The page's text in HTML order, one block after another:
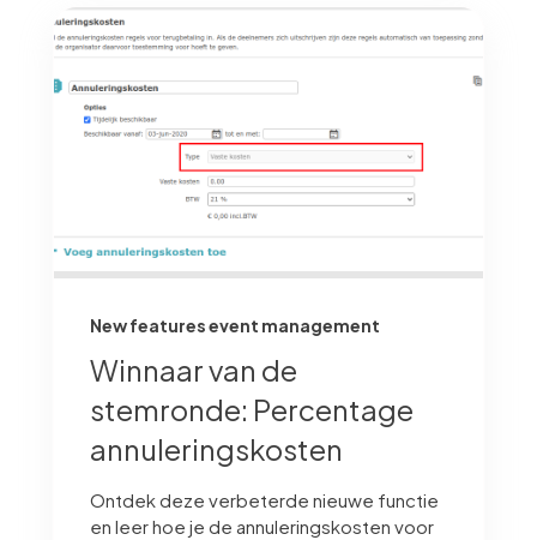
New features event management
Winnaar van de
stemronde: Percentage
annuleringskosten
Ontdek deze verbeterde nieuwe functie
en leer hoe je de annuleringskosten voor